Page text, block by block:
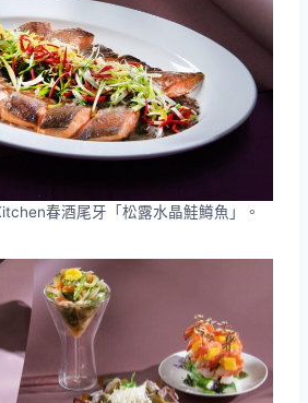
春酒尾牙「松露水晶鮭鱒魚」。